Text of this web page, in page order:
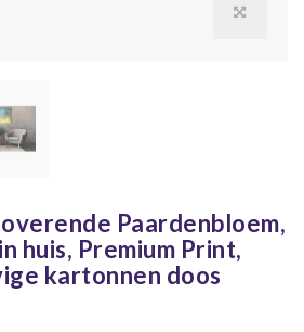
Paardenbloem,
huis, Premium Print,
kartonnen doos